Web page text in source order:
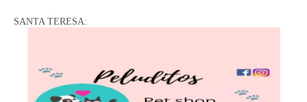
SANTA TERESA: